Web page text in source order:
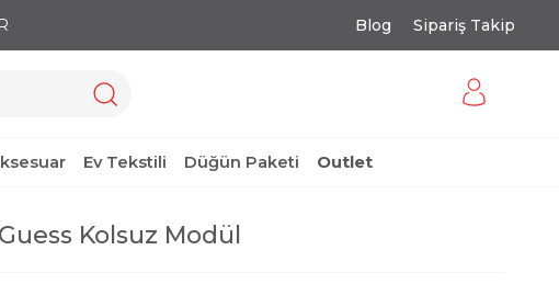
Blog Sipariş Takip
Ev Tekstili Düğün Paketi Outlet
Guess Kolsuz Modül